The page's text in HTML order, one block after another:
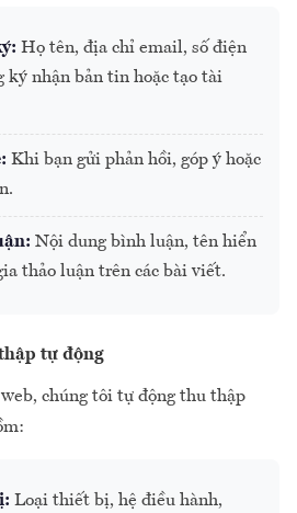
Họ tên, địa chỉ email, số điện
ký nhận bản tin hoặc tạo tài
Khi bạn gửi phản hồi, góp ý hoặc
Nội dung bình luận, tên hiển
thảo luận trên các bài viết.
tự động
chúng tôi tự động thu thập
Loại thiết bị, hệ điều hành,